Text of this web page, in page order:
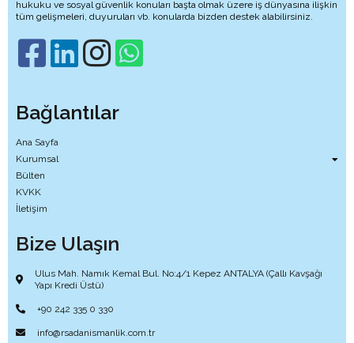
hukuku ve sosyal güvenlik konuları başta olmak üzere iş dünyasına ilişkin
tüm gelişmeleri, duyuruları vb. konularda bizden destek alabilirsiniz.
Bağlantılar
Ana Sayfa
Kurumsal
Bülten
KVKK
İletişim
Bize Ulaşın
Ulus Mah. Namık Kemal Bul. No:4/1 Kepez ANTALYA (Çallı Kavşağı
Yapı Kredi Üstü)
+90 242 335 0 330
info@rsadanismanlik.com.tr